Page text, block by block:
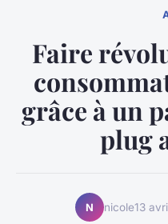
Faire
grâce à un
plug
N nicole13